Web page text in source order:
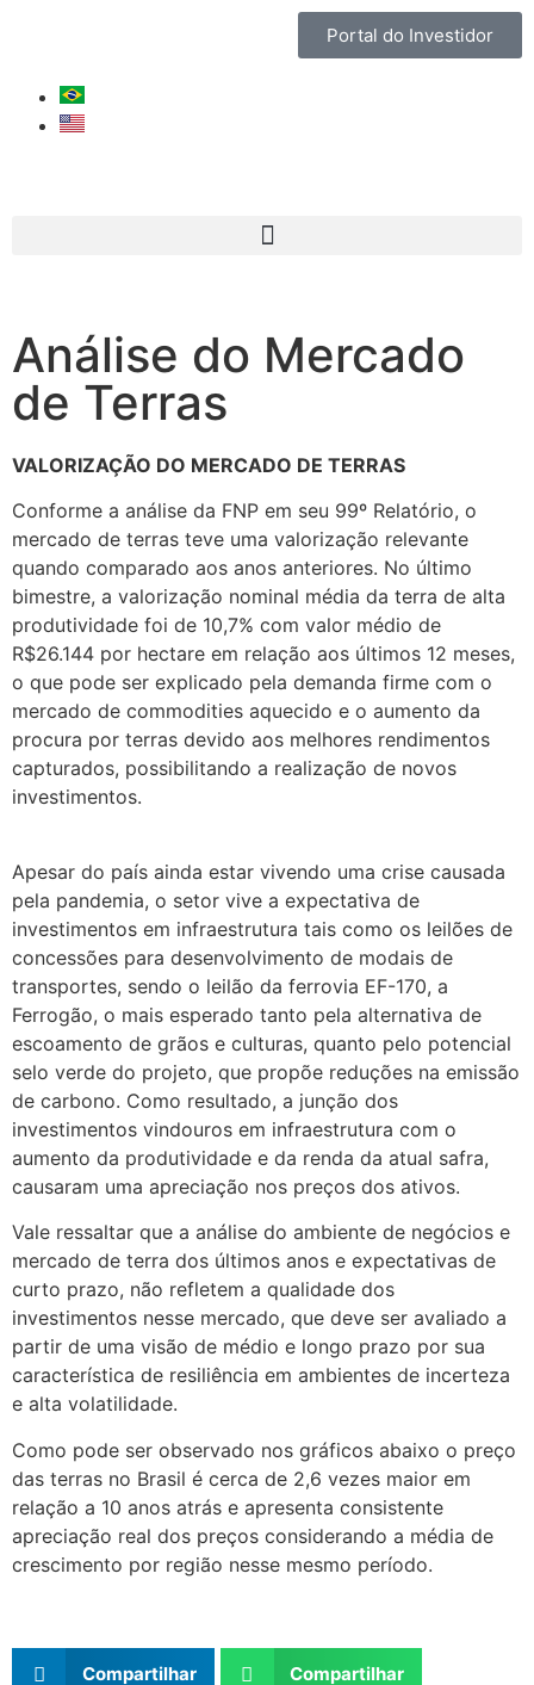
Portal do Investidor
Análise do Mercado
de Terras
VALORIZAÇÃO DO MERCADO DE TERRAS
Conforme a análise da FNP em seu 99º Relatório, o
mercado de terras teve uma valorização relevante
quando comparado aos anos anteriores. No último
bimestre, a valorização nominal média da terra de alta
produtividade foi de 10,7% com valor médio de
R$26.144 por hectare em relação aos últimos 12 meses,
o que pode ser explicado pela demanda firme com o
mercado de commodities aquecido e o aumento da
procura por terras devido aos melhores rendimentos
capturados, possibilitando a realização de novos
investimentos.
Apesar do país ainda estar vivendo uma crise causada
pela pandemia, o setor vive a expectativa de
investimentos em infraestrutura tais como os leilões de
concessões para desenvolvimento de modais de
transportes, sendo o leilão da ferrovia EF-170, a
Ferrogão, o mais esperado tanto pela alternativa de
escoamento de grãos e culturas, quanto pelo potencial
selo verde do projeto, que propõe reduções na emissão
de carbono. Como resultado, a junção dos
investimentos vindouros em infraestrutura com o
aumento da produtividade e da renda da atual safra,
causaram uma apreciação nos preços dos ativos.
Vale ressaltar que a análise do ambiente de negócios e
mercado de terra dos últimos anos e expectativas de
curto prazo, não refletem a qualidade dos
investimentos nesse mercado, que deve ser avaliado a
partir de uma visão de médio e longo prazo por sua
característica de resiliência em ambientes de incerteza
e alta volatilidade.
Como pode ser observado nos gráficos abaixo o preço
das terras no Brasil é cerca de 2,6 vezes maior em
relação a 10 anos atrás e apresenta consistente
apreciação real dos preços considerando a média de
crescimento por região nesse mesmo período.
Compartilhar Compartilhar